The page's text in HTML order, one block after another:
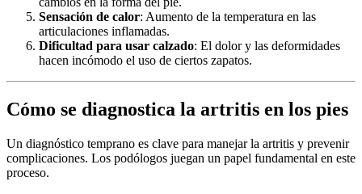
Sensación de calor: Aumento de la temperatura en las
articulaciones inflamadas.
Dificultad para usar calzado: El dolor y las deformidades
hacen incómodo el uso de ciertos zapatos.
Cómo se diagnostica la artritis en los pies
Un diagnóstico temprano es clave para manejar la artritis y prevenir
complicaciones. Los podólogos juegan un papel fundamental en este
proceso.